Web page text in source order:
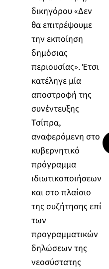
δικηγόρου «Δεν
θα επιτρέψουμε
την εκποίηση
δημόσιας
περιουσίας». Έτσι
κατέληγε μία
αποστροφή της
συνέντευξης
Τσίπρα,
αναφερόμενη στο
κυβερνητικό
πρόγραμμα
ιδιωτικοποιήσεων
και στο πλαίσιο
της συζήτησης επί
των
προγραμματικών
δηλώσεων της
νεοσύστατης